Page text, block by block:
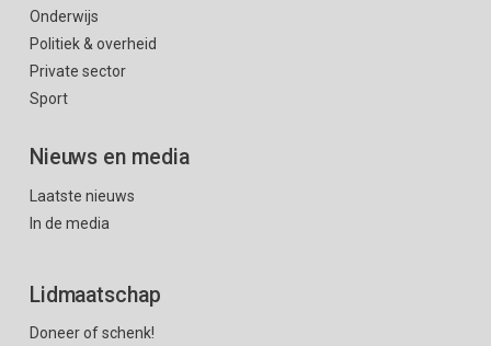
Onderwijs
Politiek & overheid
Private sector
Sport
Nieuws en media
Laatste nieuws
In de media
Lidmaatschap
Doneer of schenk!